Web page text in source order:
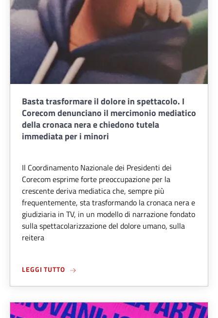
Basta trasformare il dolore in spettacolo. I
Corecom denunciano il mercimonio mediatico
della cronaca nera e chiedono tutela
immediata per i minori
Il Coordinamento Nazionale dei Presidenti dei
Corecom esprime forte preoccupazione per la
crescente deriva mediatica che, sempre più
frequentemente, sta trasformando la cronaca nera e
giudiziaria in TV, in un modello di narrazione fondato
sulla spettacolarizzazione del dolore umano, sulla
reitera
LEGGI TUTTOABOUT BASTA TRASFORMARE IL DOLORE IN